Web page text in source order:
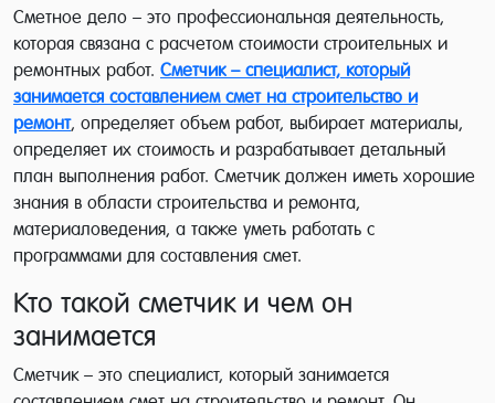
Сметное дело – это профессиональная деятельность,
которая связана с расчетом стоимости строительных и
ремонтных работ. Сметчик – специалист, который
занимается составлением смет на строительство и
ремонт, определяет объем работ, выбирает материалы,
определяет их стоимость и разрабатывает детальный
план выполнения работ. Сметчик должен иметь хорошие
знания в области строительства и ремонта,
материаловедения, а также уметь работать с
программами для составления смет.
Кто такой сметчик и чем он
занимается
Сметчик – это специалист, который занимается